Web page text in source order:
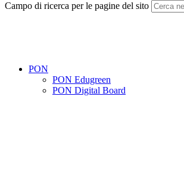
Campo di ricerca per le pagine del sito
PON
PON Edugreen
PON Digital Board